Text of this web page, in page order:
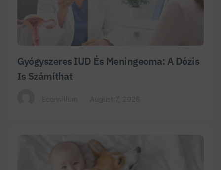
Gyógyszeres IUD És Meningeoma: A Dózis
Is Számíthat